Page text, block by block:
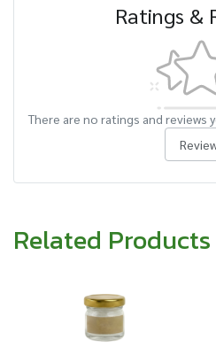
Ratings &
There are no ratings and reviews
Related Products